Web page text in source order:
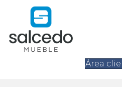
Área